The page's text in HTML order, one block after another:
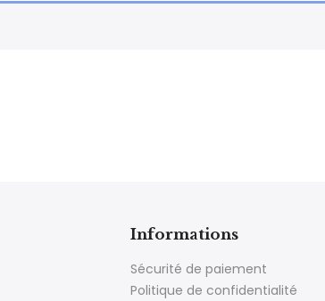
Informations
Sécurité de paiement
Politique de confidentialité